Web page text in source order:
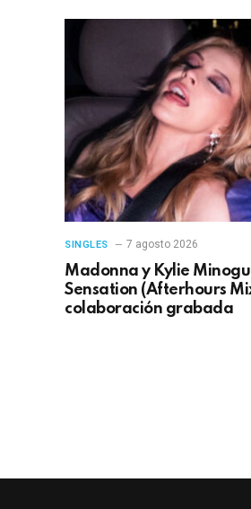
SINGLES 7 agosto 2026
Madonna y Kylie
Sensation (Afterhours
colaboración grabada